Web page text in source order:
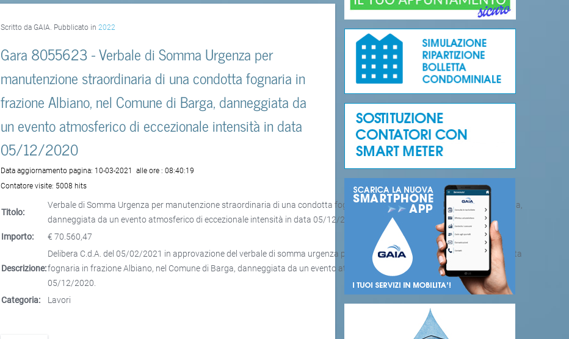
Scritto da GAIA. Pubblicato in2022
Gara 8055623 - Verbale di Somma Urgenza per
manutenzione straordinaria di una condotta fognaria in
frazione Albiano, nel Comune di Barga, danneggiata da
un evento atmosferico di eccezionale intensità in data
05/12/2020
Data aggiornamento pagina: 10-03-2021 alle ore :08:40:19
Contatore visite: 5008 hits
Titolo:
Verbale di Somma Urgenza per manutenzione straordinaria di una condotta fognaria in frazione Albiano, nel Comune di Barga,
danneggiata da un evento atmosferico di eccezionale intensità in data 05/12/2020
Importo:
€ 70.560,47
Descrizione:
Delibera C.d.A. del 05/02/2021 in approvazione del verbale di somma urgenza per manutenzione straordinaria di una condotta
fognaria in frazione Albiano, nel Comune di Barga, danneggiata da un evento atmosferico di eccezionale intensità in data
05/12/2020.
Categoria:
Lavori